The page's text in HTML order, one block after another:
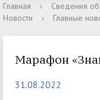
Главная › Сведения об
Новости
› Главные
Марафон
31.08.2022